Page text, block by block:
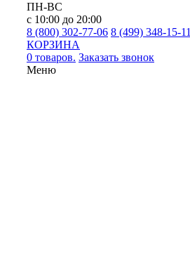
ПН-ВС
с 10:00 до 20:00
8 (800) 302-77-06 8 (499) 348-15-11
КОРЗИНА
0 товаров. Заказать звонок
Меню